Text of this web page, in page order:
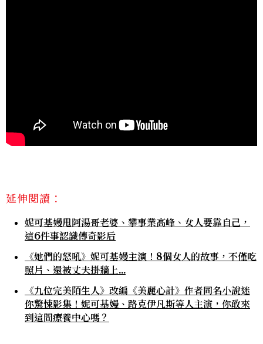
延伸閱讀：
妮可基嫚甩阿湯哥老婆、攀事業高峰、女人要靠自己，
這6件事認識傳奇影后
《她們的怒吼》妮可基嫚主演！8個女人的故事，不僅吃
照片、還被丈夫掛牆上...
《九位完美陌生人》改編《美麗心計》作者同名小說迷
你驚悚影集！妮可基嫚、路克伊凡斯等人主演，你敢來
到這間療養中心嗎？